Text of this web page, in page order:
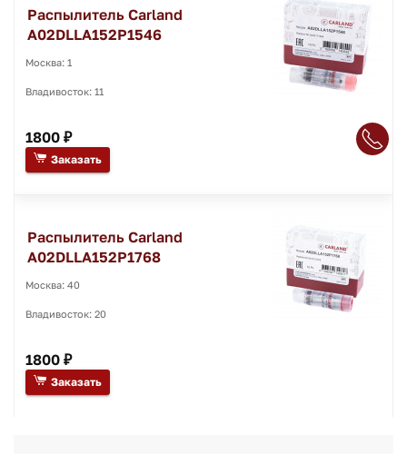
Распылитель Carland
A02DLLA152P1546
Москва: 1
Владивосток: 11
1800 ₽
Заказать
Распылитель Carland
A02DLLA152P1768
Москва: 40
Владивосток: 20
1800 ₽
Заказать